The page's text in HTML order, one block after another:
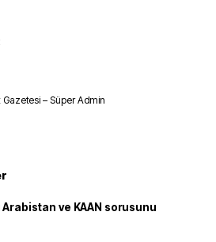
– Süper Admin
Arabistan ve KAAN sorusunu